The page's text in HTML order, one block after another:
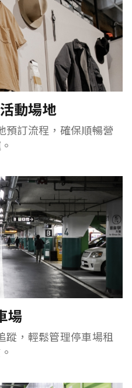
動場地
預訂流程，確保順暢營
場
蹤，輕鬆管理停車場租